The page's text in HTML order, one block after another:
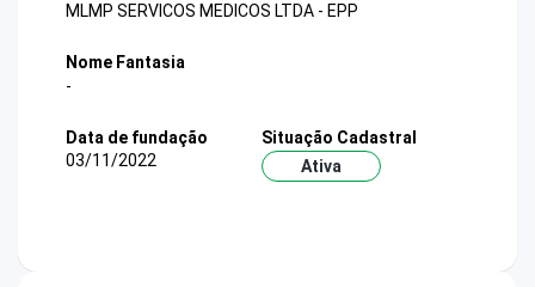
MLMP SERVICOS MEDICOS LTDA - EPP
Nome Fantasia
-
Data de fundação
03/11/2022
Situação Cadastral
Ativa